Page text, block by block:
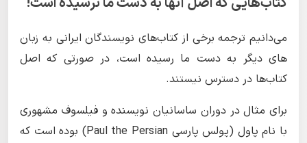
می‌دانیم ترجمه برخی از کتاب‌های نویسندگان ایرانی به زبان
های دیگر به دست ما رسیده است، در صورتی که اصل
کتاب‌ها در دسترس نیستند.
برای مثال در دوران ساسانیان نویسنده و فیلسوف مشهوری
با نام پاول (پولس پارسی Paul the Persian) بوده است که